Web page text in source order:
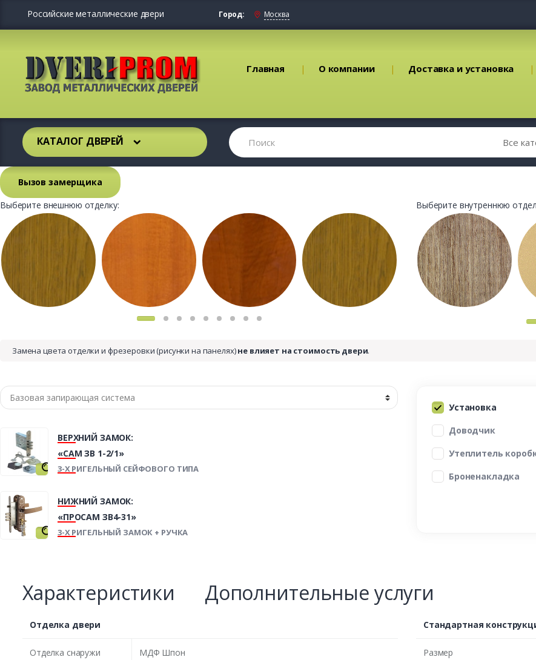
Российские металлические двери Город: Москва
Главная О компании Доставка и установка
КАТАЛОГ ДВЕРЕЙ
Вызов замерщика
Выберите внешнюю отделку:
Выберите внутреннюю
Замена цвета отделки и фрезеровки (рисунки на панелях)не влияет на стоимость двери.
ВЕРХНИЙ ЗАМОК:
«САМ ЗВ 1-2/1»
3-Х РИГЕЛЬНЫЙ СЕЙФОВОГО ТИПА
НИЖНИЙ ЗАМОК:
«ПРОСАМ ЗВ4-31»
3-Х РИГЕЛЬНЫЙ ЗАМОК + РУЧКА
Установка
Доводчик
Утеплитель
Броненакладка
Характеристики Дополнительные услуги
Отделка двери
Отделка снаружи МДФ Шпон
Стандартная
Размер